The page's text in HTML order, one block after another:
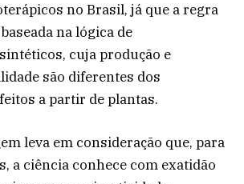
no Brasil, já que a regra
na lógica de
cuja produção e
são diferentes dos
a partir de plantas.
leva em consideração que, para
a ciência conhece com exatidão